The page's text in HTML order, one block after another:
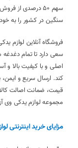
سهم 50 درصدی از
سنگین در کشور را به
سعی دارد تا تمام دغدغه
اصلی و با کیفیت بالا و
کند. ارسال سریع و
قیمت، ضمانت اصالت
مجموعه لوازم یدکی
مزایای خرید اینترنتی